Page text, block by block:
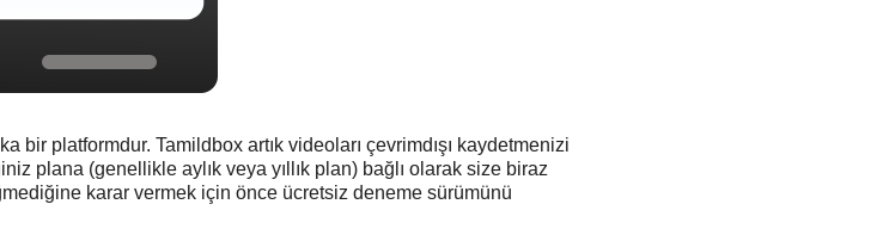
platformdur. Tamildbox artık videoları çevrimdışı kaydetmenizi
plana (genellikle aylık veya yıllık plan) bağlı olarak size biraz
karar vermek için önce ücretsiz deneme sürümünü